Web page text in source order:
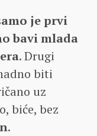
je prvi
bavi mlada
. Drugi
biti
uz
biće, bez
.